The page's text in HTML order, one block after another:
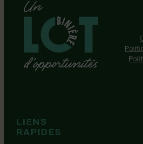
LIENS
RAPIDES